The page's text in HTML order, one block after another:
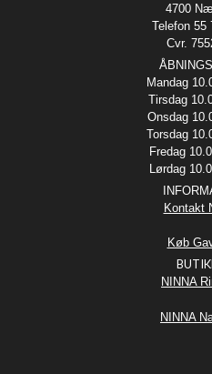
4700
Telefon 55
Cvr.
Mandag
Tirsdag
Onsdag
Torsdag
Fredag
Lørdag
Kontakt
Køb
NINNA
NINNA